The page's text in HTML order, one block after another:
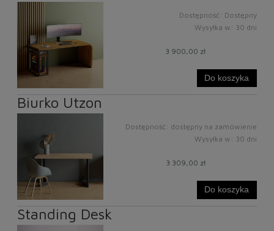
Dostępność: Dostępny
Wysyłka w: 30 dni
3 900,00 zł
Do koszyka
Biurko Utzon
Dostępność: dostępny na zamówienie
Wysyłka w: 30 dni
3 309,00 zł
Do koszyka
Standing Desk